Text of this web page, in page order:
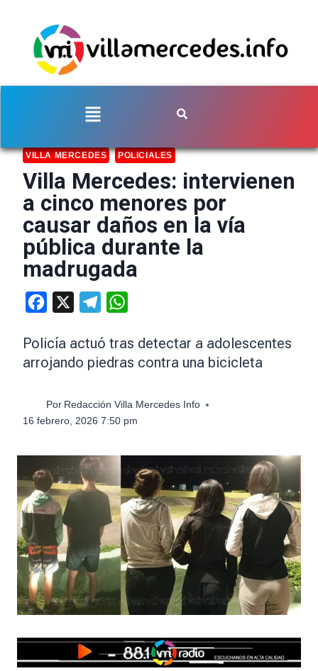
VILLA MERCEDES POLICIALES
Villa Mercedes: intervienen
a cinco menores por
causar daños en la vía
pública durante la
madrugada
Facebook Telegram
Policía actuó tras detectar a adolescentes
arrojando piedras contra una bicicleta
Por Redacción Villa Mercedes Info
16 febrero, 2026 7:50 pm